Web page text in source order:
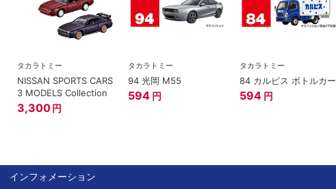
タカラトミー
NISSAN SPORTS CARS
3 MODELS Collection
3,300 円
タカラトミー
94 光岡 M55
594 円
タカラトミー
84 カルピス ボトルカー
594 円
インフォメーション